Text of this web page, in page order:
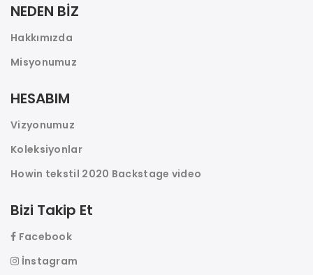
NEDEN BİZ
Hakkımızda
Misyonumuz
HESABIM
Vizyonumuz
Koleksiyonlar
Howin tekstil 2020 Backstage video
Bizi Takip Et
Facebook
İnstagram